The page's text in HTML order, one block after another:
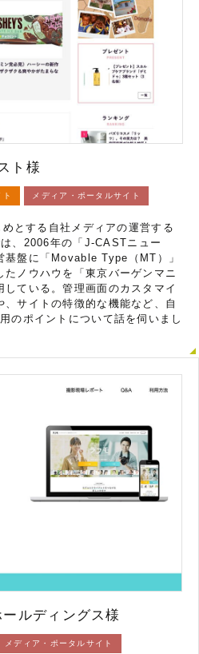
ト様
ト メディア・ポータルサイト
とする自社メディアの運営する
、2006年の「J-CASTニュー
基盤に「Movable Type（MT）」
ノウハウを「東京バーゲンマニ
ている。管理画面のカスタマイ
サイトの特徴的な機能など、自
のポイントについて話を伺いまし
ルディングス様
メディア・ポータルサイト